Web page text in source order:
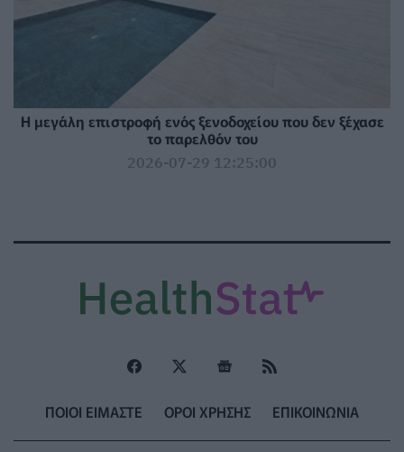
Η μεγάλη επιστροφή ενός ξενοδοχείου που δεν ξέχασε
το παρελθόν του
2026-07-29 12:25:00
ΠΟΙΟΙ ΕΙΜΑΣΤΕ ΟΡΟΙ ΧΡΗΣΗΣ ΕΠΙΚΟΙΝΩΝΙΑ